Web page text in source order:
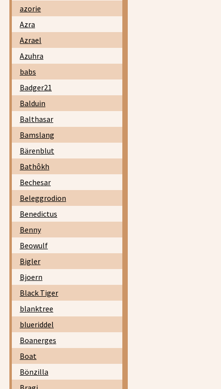
azorie
Azra
Azrael
Azuhra
babs
Badger21
Balduin
Balthasar
Bamslang
Bärenblut
Bathôkh
Bechesar
Beleggrodion
Benedictus
Benny
Beowulf
Bigler
Bjoern
Black Tiger
blanktree
blueriddel
Boanerges
Boat
Bönzilla